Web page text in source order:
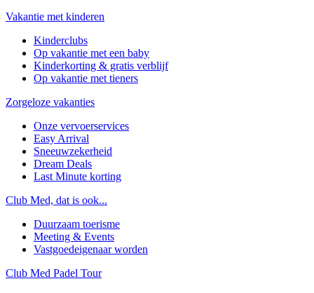
Vakantie met kinderen
Kinderclubs
Op vakantie met een baby
Kinderkorting & gratis verblijf
Op vakantie met tieners
Zorgeloze vakanties
Onze vervoerservices
Easy Arrival
Sneeuwzekerheid
Dream Deals
Last Minute korting
Club Med, dat is ook...
Duurzaam toerisme
Meeting & Events
Vastgoedeigenaar worden
Club Med Padel Tour